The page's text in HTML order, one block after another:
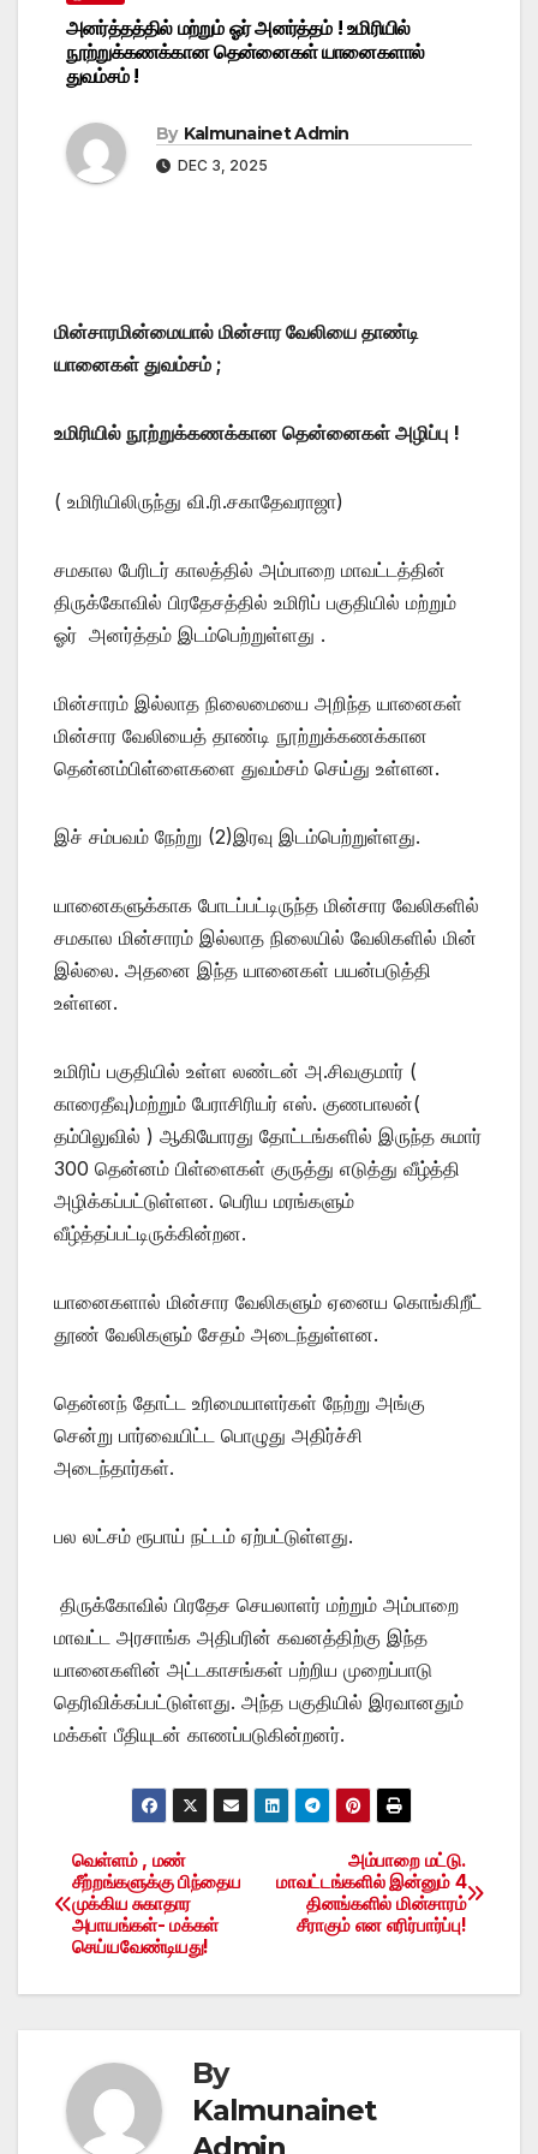
அனர்த்தத்தில் மற்றும் ஓர் அனர்த்தம் ! உமிரியில்
நூற்றுக்கணக்கான தென்னைகள் யானைகளால்
துவம்சம் !
By Kalmunainet Admin
DEC 3, 2025
மின்சாரமின்மையால் மின்சார வேலியை தாண்டி
யானைகள் துவம்சம் ;
உமிரியில் நூற்றுக்கணக்கான தென்னைகள் அழிப்பு !
( உமிரியிலிருந்து வி.ரி.சகாதேவராஜா)
சமகால பேரிடர் காலத்தில் அம்பாறை மாவட்டத்தின்
திருக்கோவில் பிரதேசத்தில் உமிரிப் பகுதியில் மற்றும்
ஓர் அனர்த்தம் இடம்பெற்றுள்ளது .
மின்சாரம் இல்லாத நிலைமையை அறிந்த யானைகள்
மின்சார வேலியைத் தாண்டி நூற்றுக்கணக்கான
தென்னம்பிள்ளைகளை துவம்சம் செய்து உள்ளன.
இச் சம்பவம் நேற்று (2)இரவு இடம்பெற்றுள்ளது.
யானைகளுக்காக போடப்பட்டிருந்த மின்சார வேலிகளில்
சமகால மின்சாரம் இல்லாத நிலையில் வேலிகளில் மின்
இல்லை. அதனை இந்த யானைகள் பயன்படுத்தி
உள்ளன.
உமிரிப் பகுதியில் உள்ள லண்டன் அ.சிவகுமார் (
காரைதீவு)மற்றும் பேராசிரியர் எஸ். குணபாலன்(
தம்பிலுவில் ) ஆகியோரது தோட்டங்களில் இருந்த சுமார்
300 தென்னம் பிள்ளைகள் குருத்து எடுத்து வீழ்த்தி
அழிக்கப்பட்டுள்ளன. பெரிய மரங்களும்
வீழ்த்தப்பட்டிருக்கின்றன.
யானைகளால் மின்சார வேலிகளும் ஏனைய கொங்கிறீட்
தூண் வேலிகளும் சேதம் அடைந்துள்ளன.
தென்னந் தோட்ட உரிமையாளர்கள் நேற்று அங்கு
சென்று பார்வையிட்ட பொழுது அதிர்ச்சி
அடைந்தார்கள்.
பல லட்சம் ரூபாய் நட்டம் ஏற்பட்டுள்ளது.
திருக்கோவில் பிரதேச செயலாளர் மற்றும் அம்பாறை
மாவட்ட அரசாங்க அதிபரின் கவனத்திற்கு இந்த
யானைகளின் அட்டகாசங்கள் பற்றிய முறைப்பாடு
தெரிவிக்கப்பட்டுள்ளது. அந்த பகுதியில் இரவானதும்
மக்கள் பீதியுடன் காணப்படுகின்றனர்.
Post
navigation
அம்பாறை மட்டு.
மாவட்டங்களில் இன்னும் 4
தினங்களில் மின்சாரம்
சீராகும் என எரிர்பார்ப்பு!
வெள்ளம் , மண்
சீற்றங்களுக்கு பிந்தைய
முக்கிய சுகாதார
அபாயங்கள்- மக்கள்
செய்யவேண்டியது!
By
Kalmunainet